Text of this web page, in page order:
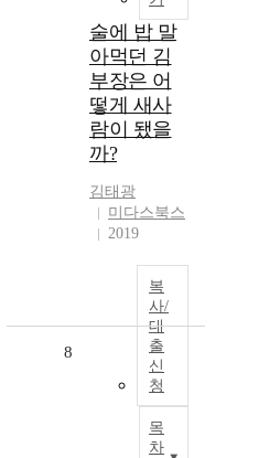
술에 밥 말
아먹던 김
부장은 어
떻게 새사
람이 됐을
까?
김태광
미다스북스
2019
복
사/
대
출
신
청
목
차
8